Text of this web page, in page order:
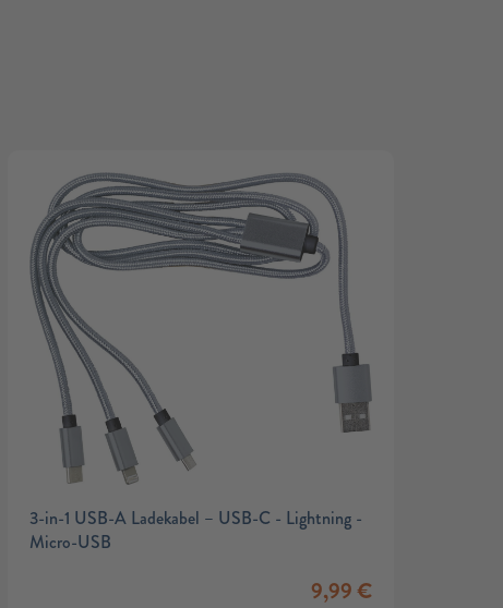
3-in-1 USB-A Ladekabel – USB-C - Lightning -
Micro-USB
9,99€